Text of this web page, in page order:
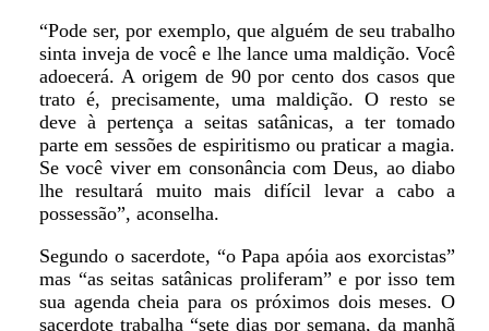
“Pode ser, por exemplo, que alguém de seu trabalho
sinta inveja de você e lhe lance uma maldição. Você
adoecerá. A origem de 90 por cento dos casos que
trato é, precisamente, uma maldição. O resto se
deve à pertença a seitas satânicas, a ter tomado
parte em sessões de espiritismo ou praticar a magia.
Se você viver em consonância com Deus, ao diabo
lhe resultará muito mais difícil levar a cabo a
possessão”, aconselha.
Segundo o sacerdote, “o Papa apóia aos exorcistas”
mas “as seitas satânicas proliferam” e por isso tem
sua agenda cheia para os próximos dois meses. O
sacerdote trabalha “sete dias por semana, da manhã